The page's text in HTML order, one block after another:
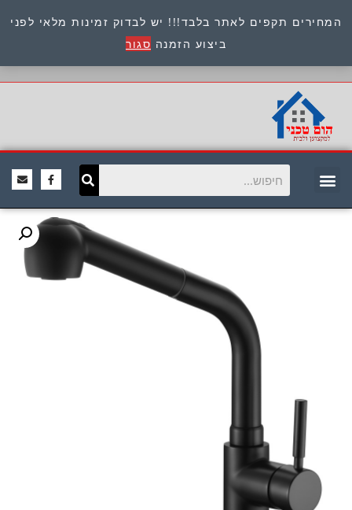
המחירים תקפים לאתר בלבד!!! יש לבדוק זמינות מלאי לפני
ביצוע הזמנה סגור
כתובת : היוזמים 9 אור יהודה שירות לקוחות 054-
8945722